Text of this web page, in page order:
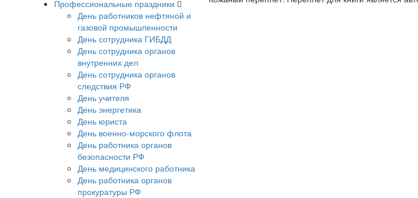
Профессиональные праздники
День работников нефтяной и
газовой промышленности
День сотрудника ГИБДД
День сотрудника органов
внутренних дел
День сотрудника органов
следствия РФ
День учителя
День энергетика
День юриста
День военно-морского флота
День работника органов
безопасности РФ
День медицинского работника
День работника органов
прокуратуры РФ